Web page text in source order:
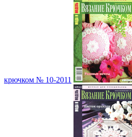
крючком № 10-2011